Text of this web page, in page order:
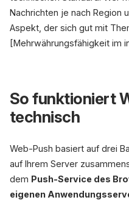
Nachrichten je nach Region
Aspekt, der sich gut mit
[Mehrwährungsfähigkeit im
So funktioniert
technisch
Web-Push basiert auf drei
auf Ihrem Server
dem Push-Service des
eigenen